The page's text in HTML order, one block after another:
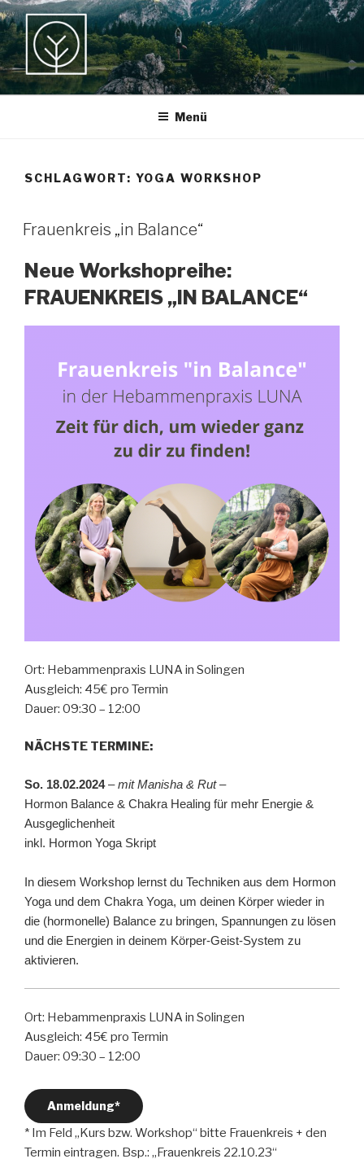
Zum
Inhalt
springen
MY HEALING
Ganzheitliche Gesundheitsberatung und Yogatherapie
Menü
SCHLAGWORT: YOGA WORKSHOP
Frauenkreis „in Balance“
Neue Workshopreihe:
FRAUENKREIS „IN BALANCE“
Ort: Hebammenpraxis LUNA in Solingen
Ausgleich: 45€ pro Termin
Dauer: 09:30 – 12:00
NÄCHSTE TERMINE:
So. 18.02.2024–mit Manisha & Rut –
Hormon Balance & Chakra Healing für mehr Energie &
Ausgeglichenheit
inkl. Hormon Yoga Skript
In diesem Workshop lernst du Techniken aus dem Hormon
Yoga und dem Chakra Yoga, um deinen Körper wieder in
die (hormonelle) Balance zu bringen, Spannungen zu lösen
und die Energien in deinem Körper-Geist-System zu
aktivieren.
Ort: Hebammenpraxis LUNA in Solingen
Ausgleich: 45€ pro Termin
Dauer: 09:30 – 12:00
Anmeldung*
* Im Feld „Kurs bzw. Workshop“ bitte Frauenkreis + den
Termin eintragen. Bsp.: „Frauenkreis 22.10.23“